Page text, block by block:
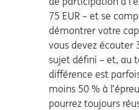
75 EUR – et se
démontrer votre
vous devez écouter
sujet défini – et, au
différence est
moins 50 % à
pourrez toujours